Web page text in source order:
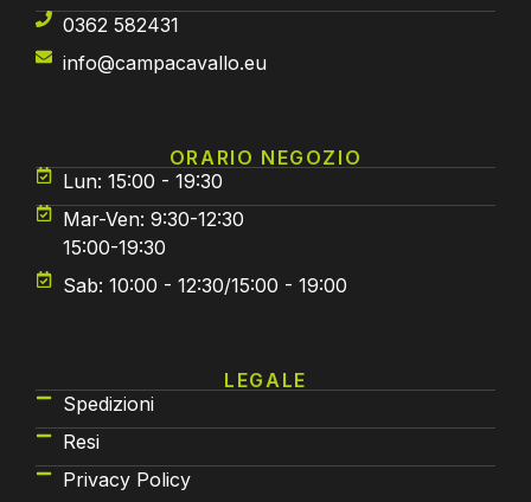
0362 582431
info@campacavallo.eu
ORARIO NEGOZIO
Lun: 15:00 - 19:30
Mar-Ven: 9:30-12:30
15:00-19:30
Sab: 10:00 - 12:30/15:00 - 19:00
LEGALE
Spedizioni
Resi
Privacy Policy